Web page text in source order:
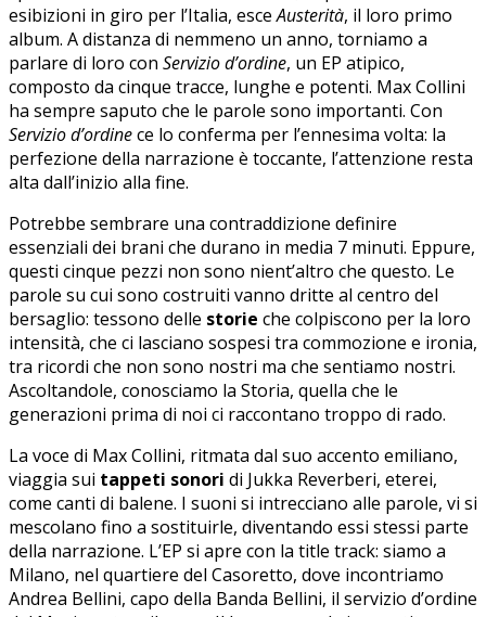
esibizioni in giro per l’Italia, esceAusterità, il loro primo
album. A distanza di nemmeno un anno, torniamo a
parlare di loro con Servizio d’ordine, un EP atipico,
composto da cinque tracce, lunghe e potenti. Max Collini
ha sempre saputo che le parole sono importanti. Con
Servizio d’ordinece lo conferma per l’ennesima volta: la
perfezione della narrazione è toccante, l’attenzione resta
alta dall’inizio alla fine.
Potrebbe sembrare una contraddizione definire
essenziali dei brani che durano in media 7 minuti. Eppure,
questi cinque pezzi non sono nient’altro che questo. Le
parole su cui sono costruiti vanno dritte al centro del
bersaglio: tessono delle storie che colpiscono per la loro
intensità, che ci lasciano sospesi tra commozione e ironia,
tra ricordi che non sono nostri ma che sentiamo nostri.
Ascoltandole, conosciamo la Storia, quella che le
generazioni prima di noi ci raccontano troppo di rado.
La voce di Max Collini, ritmata dal suo accento emiliano,
viaggia sui tappeti sonori di Jukka Reverberi, eterei,
come canti di balene. I suoni si intrecciano alle parole, vi si
mescolano fino a sostituirle, diventando essi stessi parte
della narrazione. L’EP si apre con la title track: siamo a
Milano, nel quartiere del Casoretto, dove incontriamo
Andrea Bellini, capo della Banda Bellini, il servizio d’ordine